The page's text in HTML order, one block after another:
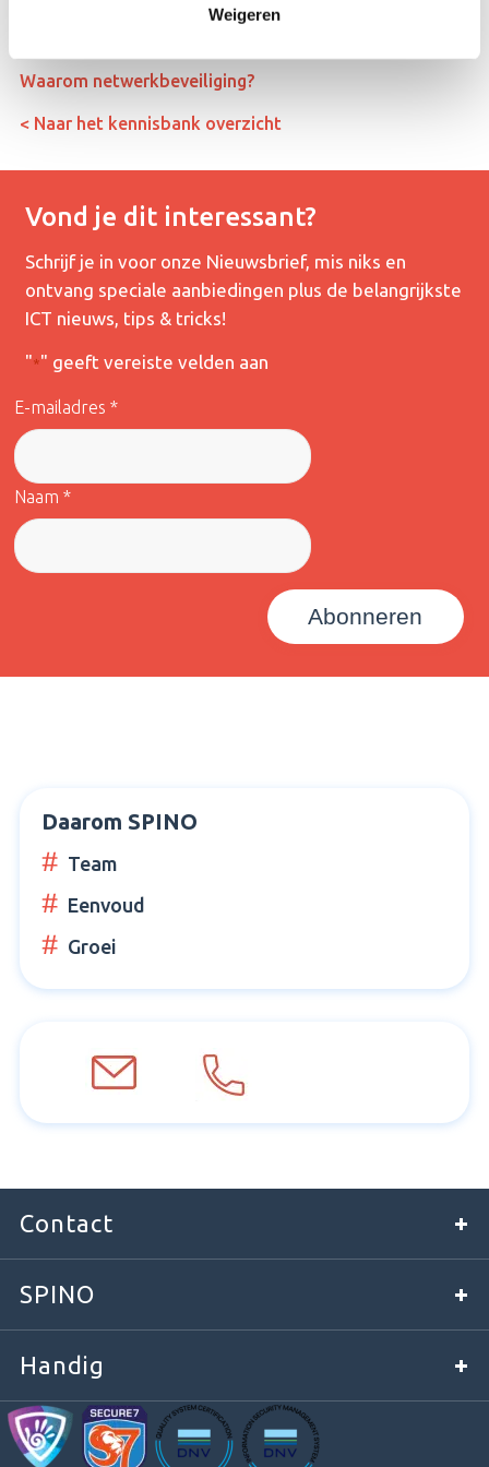
Weigeren
Gevaar openbare oplaadpunten; hackers hacken je
Waarom netwerkbeveiliging?
< Naar het kennisbank overzicht
Vond je dit interessant?
Schrijf je in voor onze Nieuwsbrief, mis niks en
ontvang speciale aanbiedingen plus de belangrijkste
ICT nieuws, tips & tricks!
"*" geeft vereiste velden aan
E-mailadres *
Naam *
Daarom SPINO
Team
Eenvoud
Groei
Contact
SPINO
Handig